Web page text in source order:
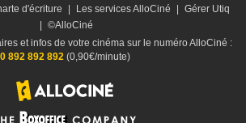
d'écriture Les services AlloCiné
Gérer Utiq
©AlloCiné
et infos de votre cinéma sur le numéro AlloCiné :
0 892 892 892(0,90€/minute)